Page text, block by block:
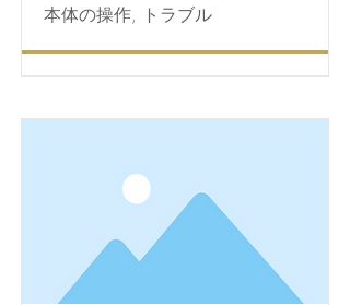
本体の操作, トラブル